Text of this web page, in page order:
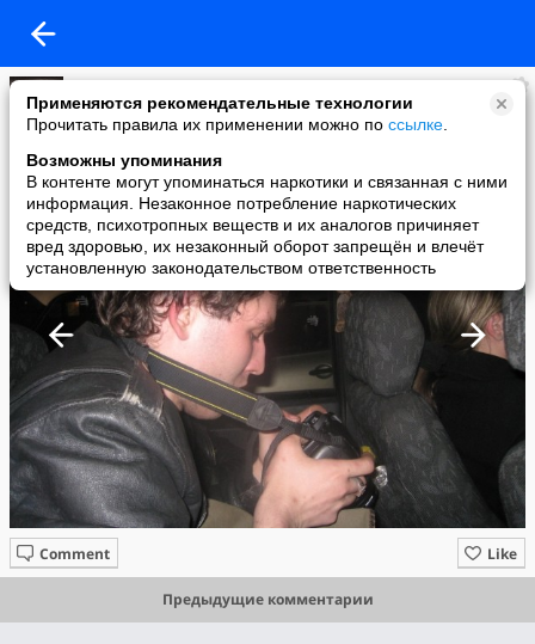
Применяются рекомендательные технологии
Прочитать правила их применении можно по ссылке
Возможны упоминания
В контенте могут упоминаться наркотики и связанная с ними
информация. Незаконное потребление наркотических
средств, психотропных веществ и их аналогов причиняет
вред здоровью, их незаконный оборот запрещён и влечёт
установленную законодательством ответственность
А.Кв.
added a photo
05 May в 20:26
Like
Comment
Предыдущие комментарии